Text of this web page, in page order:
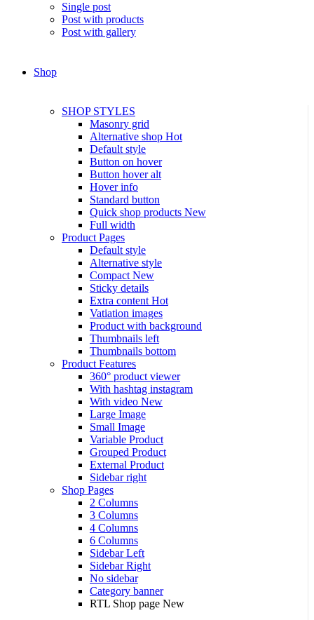
Single post
Post with products
Post with gallery
Shop
SHOP STYLES
Masonry grid
Alternative shop Hot
Default style
Button on hover
Button hover alt
Hover info
Standard button
Quick shop products New
Full width
Product Pages
Default style
Alternative style
Compact New
Sticky details
Extra content Hot
Vatiation images
Product with background
Thumbnails left
Thumbnails bottom
Product Features
360° product viewer
With hashtag instagram
With video New
Large Image
Small Image
Variable Product
Grouped Product
External Product
Sidebar right
Shop Pages
2 Columns
3 Columns
4 Columns
6 Columns
Sidebar Left
Sidebar Right
No sidebar
Category banner
RTL Shop page New